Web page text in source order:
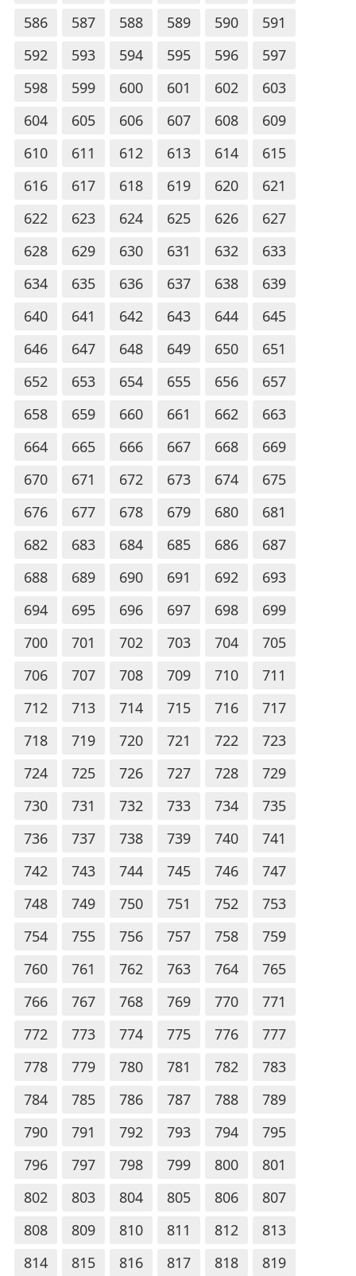
586
587 588 589 590
591
592
593 594 595 596
597
598
599 600 601 602
603
604
605 606 607 608
609
610
611 612 613 614
615
616
617 618 619 620
621
622
623 624 625 626
627
628
629 630 631 632
633
634
635 636 637 638
639
640
641 642 643 644
645
646
647 648 649 650
651
652
653 654 655 656
657
658
659 660 661 662
663
664
665 666 667 668
669
670
671 672 673 674
675
676
677 678 679 680
681
682
683 684 685 686
687
688
689 690 691 692
693
694
695 696 697 698
699
700
701 702 703 704
705
706
707 708 709 710
711
712
713 714 715 716
717
718
719 720 721 722
723
724
725 726 727 728
729
730
731 732 733 734
735
736
737 738 739 740
741
742
743 744 745 746
747
748
749 750 751 752
753
754
755 756 757 758
759
760
761 762 763 764
765
766
767 768 769 770
771
772
773 774 775 776
777
778
779 780 781 782
783
784
785 786 787 788
789
790
791 792 793 794
795
796
797 798 799 800
801
802
803 804 805 806
807
808
809 810 811 812
813
814
815 816 817 818
819